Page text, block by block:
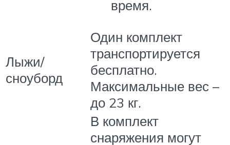
время.
Лыжи/
сноуборд
Один комплект
транспортируется
бесплатно.
Максимальные вес –
до 23 кг.
В комплект
снаряжения могут